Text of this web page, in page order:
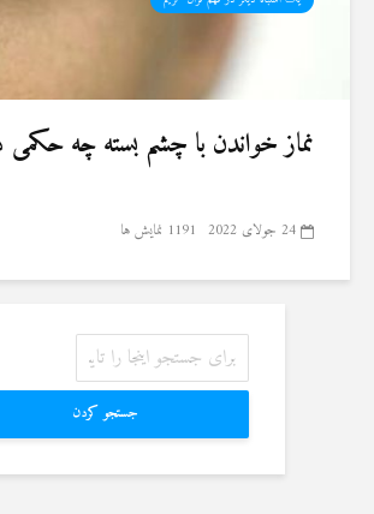
نماز خواندن با چشم بسته چه حکمی
24 جولای 2022 1191 نمایش ها
جستجو کردن